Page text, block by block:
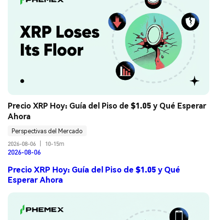
Precio XRP Hoy: Guía del Piso de $1.05 y Qué Esperar
Ahora
Perspectivas del Mercado
2026-08-06
10-15m
2026-08-06
Precio XRP Hoy: Guía del Piso de $1.05 y Qué
Esperar Ahora